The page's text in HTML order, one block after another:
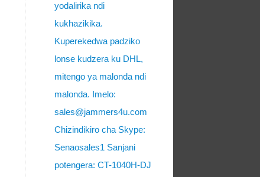
yodalirika ndi
kukhazikika.
Kuperekedwa padziko
lonse kudzera ku DHL,
mitengo ya malonda ndi
malonda. Imelo:
sales@jammers4u.com
Chizindikiro cha Skype:
Senaosales1 Sanjani
potengera: CT-1040H-DJ